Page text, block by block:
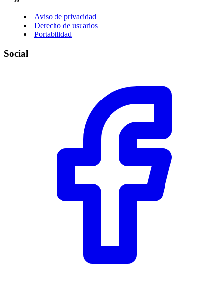
Aviso de privacidad
Derecho de usuarios
Portabilidad
Social